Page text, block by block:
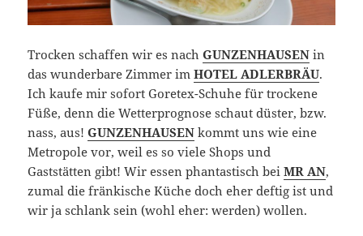
Trocken schaffen wir es nachGUNZENHAUSEN in
das wunderbare Zimmer imHOTEL ADLERBRÄU.
Ich kaufe mir sofort Goretex-Schuhe für trockene
Füße, denn die Wetterprognose schaut düster, bzw.
nass, aus!GUNZENHAUSEN kommt uns wie eine
Metropole vor, weil es so viele Shops und
Gaststätten gibt! Wir essen phantastisch beiMR AN,
zumal die fränkische Küche doch eher deftig ist und
wir ja schlank sein (wohl eher: werden) wollen.